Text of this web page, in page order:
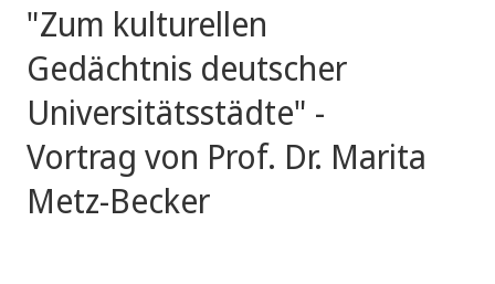
"Zum kulturellen
Gedächtnis deutscher
Universitätsstädte" -
Vortrag von Prof. Dr. Marita
Metz-Becker